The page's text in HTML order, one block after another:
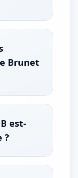
Brunet
est-
?